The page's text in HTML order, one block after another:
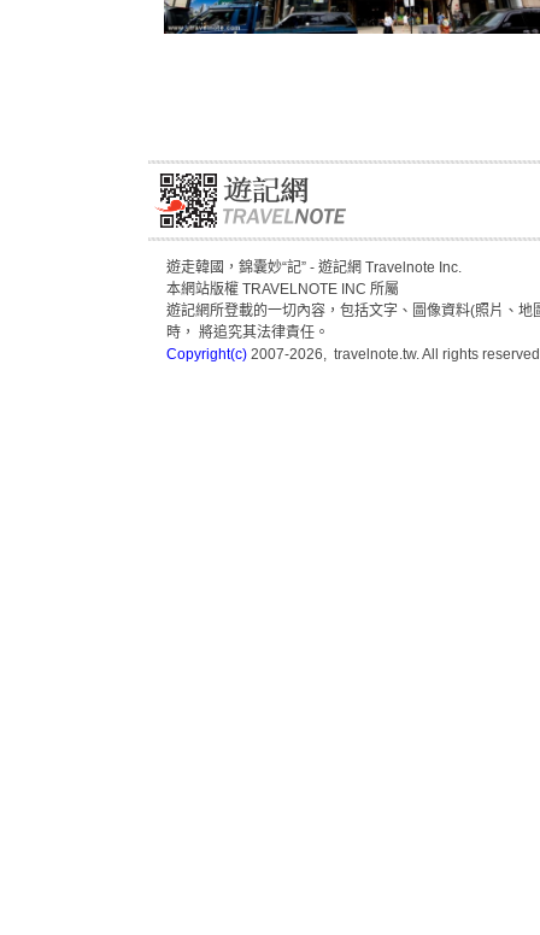
遊走韓國，錦囊妙“記” - 遊記網 Travelnote Inc.
本網站版權 TRAVELNOTE INC 所屬
遊記網所登載的一切內容，包括文字、圖像資料(照片、
時， 將追究其法律責任。
Copyright(c)2007-2026, travelnote.tw. All rights